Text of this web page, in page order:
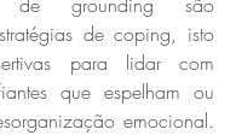
de coping, isto
para lidar com
que espelham ou
emocional.